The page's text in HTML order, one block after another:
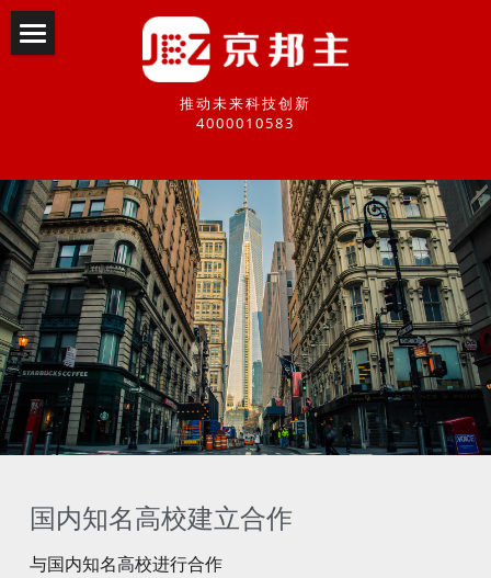
推动未来科技创新
4000010583
新时期智库
智能制造对标
人工智能培训
电子商务研习
数字园区设计
创新型实验室
与京邦主合作
国内知名高校建立合作
与国内知名高校进行合作
商品分类